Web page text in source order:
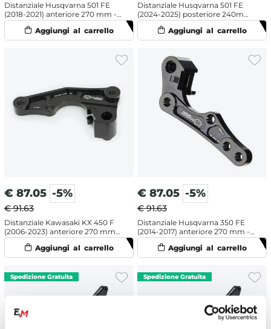
Distanziale Husqvarna 501 FE
(2018-2021) anteriore 270 mm -
Moto Master
Distanziale Husqvarna 501 FE
(2024-2025) posteriore 240mm
- Moto Master
€ 87.05 -5%
€ 91.63
Distanziale Kawasaki KX 450 F
(2006-2023) anteriore 270 mm -
Moto Master
€ 87.05 -5%
€ 91.63
Distanziale Husqvarna 350 FE
(2014-2017) anteriore 270 mm -
Moto Master